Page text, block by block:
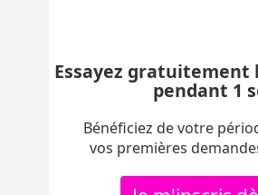
Essayez gratuitement
pendant 1
Bénéficiez de votre
vos premières